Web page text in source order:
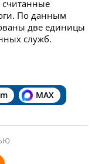
считанные
По данным
две единицы
служб.
MAX